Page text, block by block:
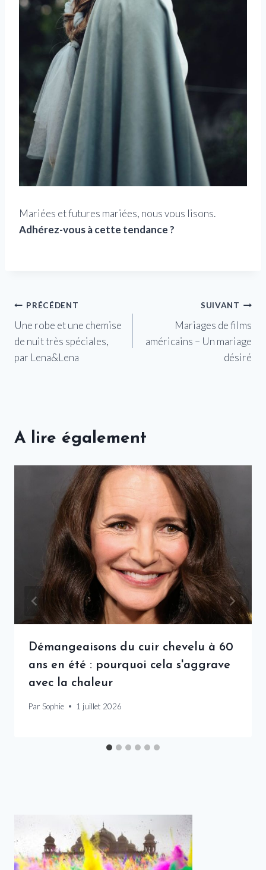
Mariées et futures mariées, nous vous lisons.
Adhérez-vous à cette tendance ?
Navigation
de
l’article
PRÉCÉDENT
Une robe et une chemise
de nuit très spéciales,
par Lena&Lena
SUIVANT
Mariages de films
américains – Un mariage
désiré
A lire également
Démangeaisons du cuir chevelu à 60
ans en été : pourquoi cela s'aggrave
avec la chaleur
Par Sophie 1 juillet 2026